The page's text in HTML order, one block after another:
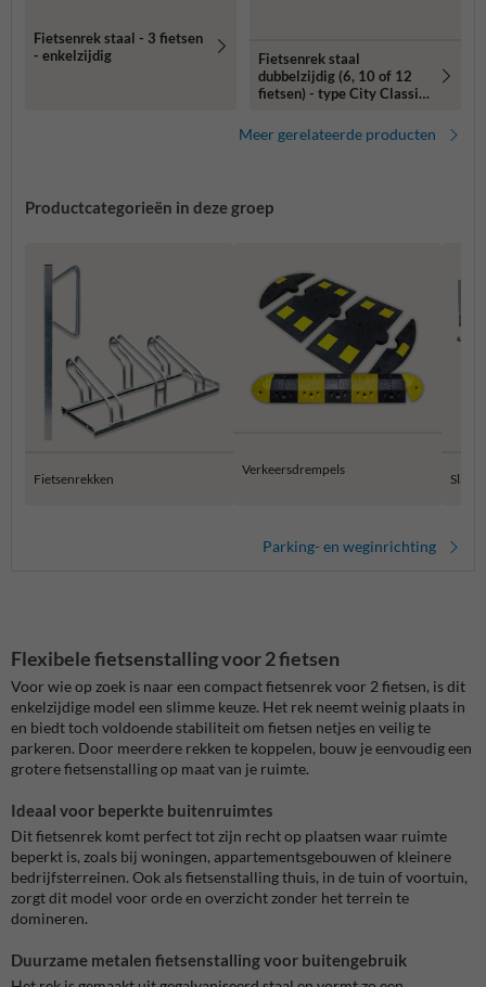
Fietsenrek staal - 3 fietsen
- enkelzijdig
Fietsenrek staal
dubbelzijdig (6, 10 of 12
fietsen) - type City Classic
Meer gerelateerde producten
Productcategorieën in deze groep
Fietsenrekken
Verkeersdrempels
Parking- en weginrichting
Flexibele fietsenstalling voor 2 fietsen
Voor wie op zoek is naar een compact fietsenrek voor 2 fietsen, is dit
enkelzijdige model een slimme keuze. Het rek neemt weinig plaats in
en biedt toch voldoende stabiliteit om fietsen netjes en veilig te
parkeren. Door meerdere rekken te koppelen, bouw je eenvoudig een
grotere fietsenstalling op maat van je ruimte.
Ideaal voor beperkte buitenruimtes
Dit fietsenrek komt perfect tot zijn recht op plaatsen waar ruimte
beperkt is, zoals bij woningen, appartementsgebouwen of kleinere
bedrijfsterreinen. Ook als fietsenstalling thuis, in de tuin of voortuin,
zorgt dit model voor orde en overzicht zonder het terrein te
domineren.
Duurzame metalen fietsenstalling voor buitengebruik